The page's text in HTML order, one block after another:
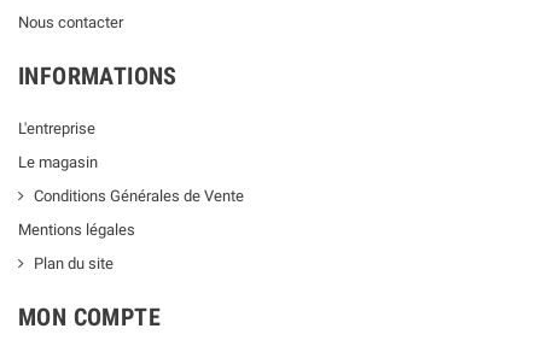
Nous contacter
INFORMATIONS
L'entreprise
Le magasin
Conditions Générales de Vente
Mentions légales
Plan du site
MON COMPTE